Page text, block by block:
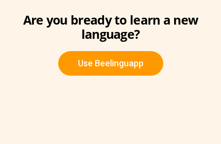
Are you bready to learn a new
language?
Use Beelinguapp